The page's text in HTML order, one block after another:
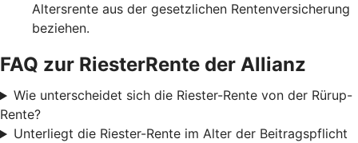
Altersrente aus der gesetzlichen Rentenversicherung
beziehen.
FAQ zur RiesterRente der Allianz
Wie unterscheidet sich die Riester-Rente von der Rürup-
Rente?
Unterliegt die Riester-Rente im Alter der Beitragspflicht